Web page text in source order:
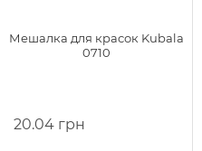
Мешалка для красок Kubala
0710
20.04 грн